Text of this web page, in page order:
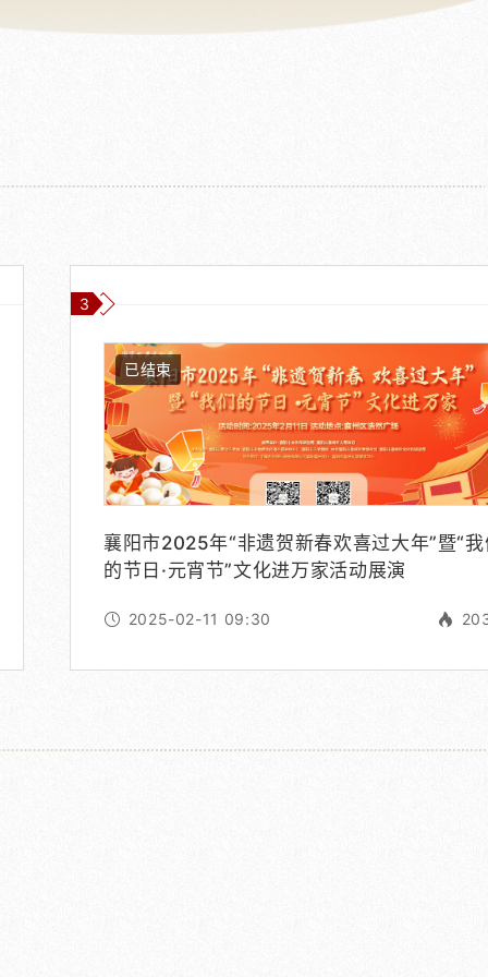
3
已结束
襄阳市2025年“非遗贺新春欢喜过大年”暨“
的节日·元宵节”文化进万家活动展演
2025-02-11 09:30